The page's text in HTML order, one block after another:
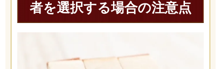
者を選択する場合の注意点